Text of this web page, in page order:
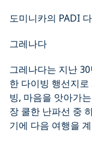
도미니카의 PADI
그레나다
그레나다는 지난
한 다이빙 행선지
빙, 마음을 앗아가
장 쿨한 난파선 중
기에 다음 여행을